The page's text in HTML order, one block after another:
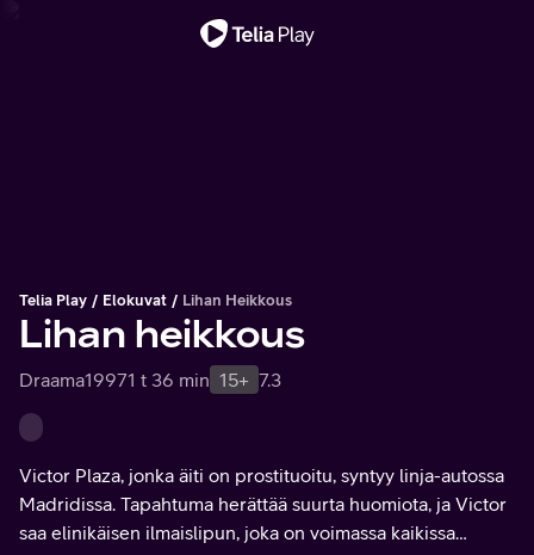
Telia Play Elokuvat Lihan Heikkous
Lihan heikkous
Draama19971 t 36 min 15+ 7.3
Victor Plaza, jonka äiti on prostituoitu, syntyy linja-autossa
Madridissa. Tapahtuma herättää suurta huomiota, ja Victor
saa elinikäisen ilmaislipun, joka on voimassa kaikissa